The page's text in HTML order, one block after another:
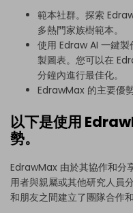
範本社群。探索
多熱門家族樹範本。
使用 Edraw AI 一鍵
製圖表。您可以在
分鐘內進行最佳化。
EdrawMax 的主要優
以下是使用
勢。
EdrawMax 由於其協作和分
用者與親屬或其他研究人員
和朋友之間建立了團隊合作